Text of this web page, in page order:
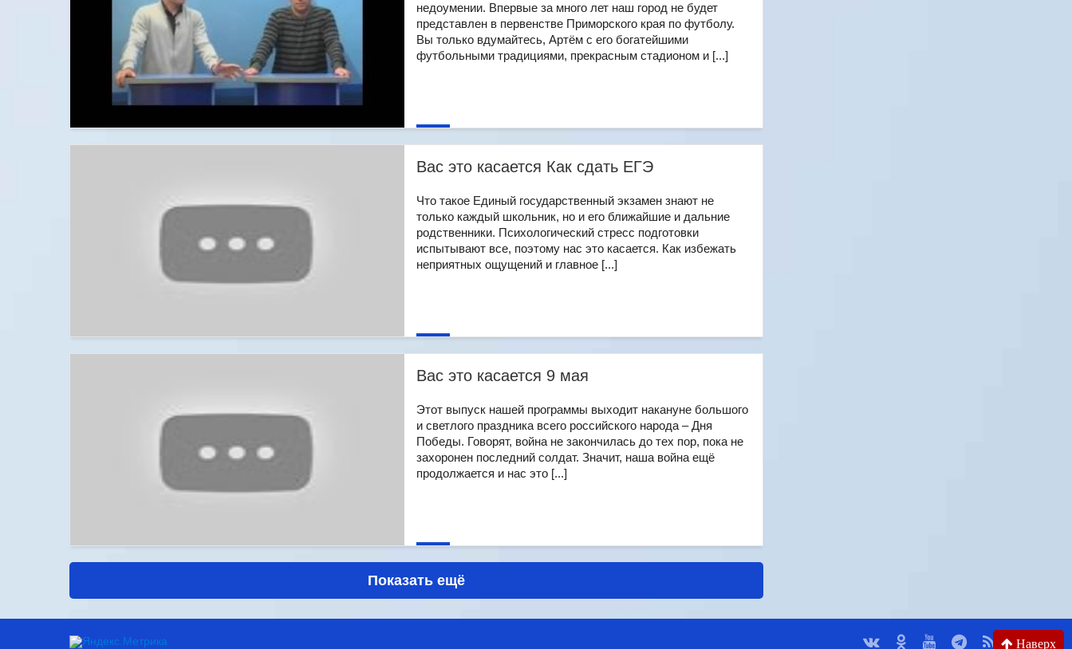
недоумении. Впервые за много лет наш город не будет
представлен в первенстве Приморского края по футболу.
Вы только вдумайтесь, Артём с его богатейшими
футбольными традициями, прекрасным стадионом и [...]
Вас это касается Как сдать ЕГЭ
Что такое Единый государственный экзамен знают не
только каждый школьник, но и его ближайшие и дальние
родственники. Психологический стресс подготовки
испытывают все, поэтому нас это касается. Как избежать
неприятных ощущений и главное [...]
Вас это касается 9 мая
Этот выпуск нашей программы выходит накануне большого
и светлого праздника всего российского народа – Дня
Победы. Говорят, война не закончилась до тех пор, пока не
захоронен последний солдат. Значит, наша война ещё
продолжается и нас это [...]
Показать ещё
Наверх